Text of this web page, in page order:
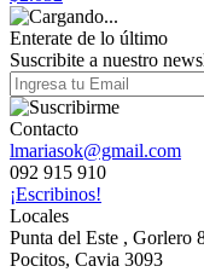
Enterate de lo último
Suscribite a nuestro
Contacto
lmariasok@gmail.com
092 915 910
¡Escribinos!
Locales
Punta del Este , Gorlero
Pocitos, Cavia 3093